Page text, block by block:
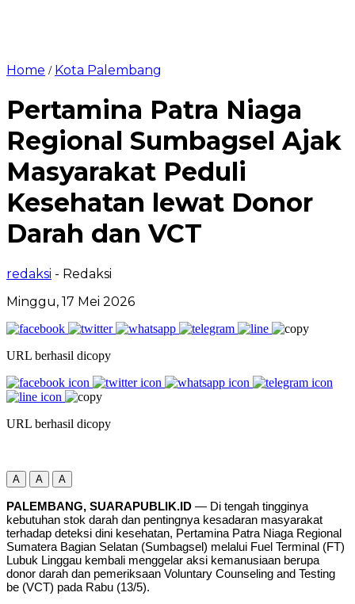
Home / Kota Palembang
Pertamina Patra Niaga
Regional Sumbagsel Ajak
Masyarakat Peduli
Kesehatan lewat Donor
Darah dan VCT
redaksi - Redaksi
Minggu, 17 Mei 2026
URL berhasil dicopy
URL berhasil dicopy
A A A
PALEMBANG, SUARAPUBLIK.ID — Di tengah tingginya
kebutuhan stok darah dan pentingnya kesadaran masyarakat
terhadap deteksi dini kesehatan, Pertamina Patra Niaga Regional
Sumatera Bagian Selatan (Sumbagsel) melalui Fuel Terminal (FT)
Lubuk Linggau kembali menggelar aksi kemanusiaan berupa
donor darah dan pemeriksaan Voluntary Counseling and Testing
be (VCT) pada Rabu (13/5).